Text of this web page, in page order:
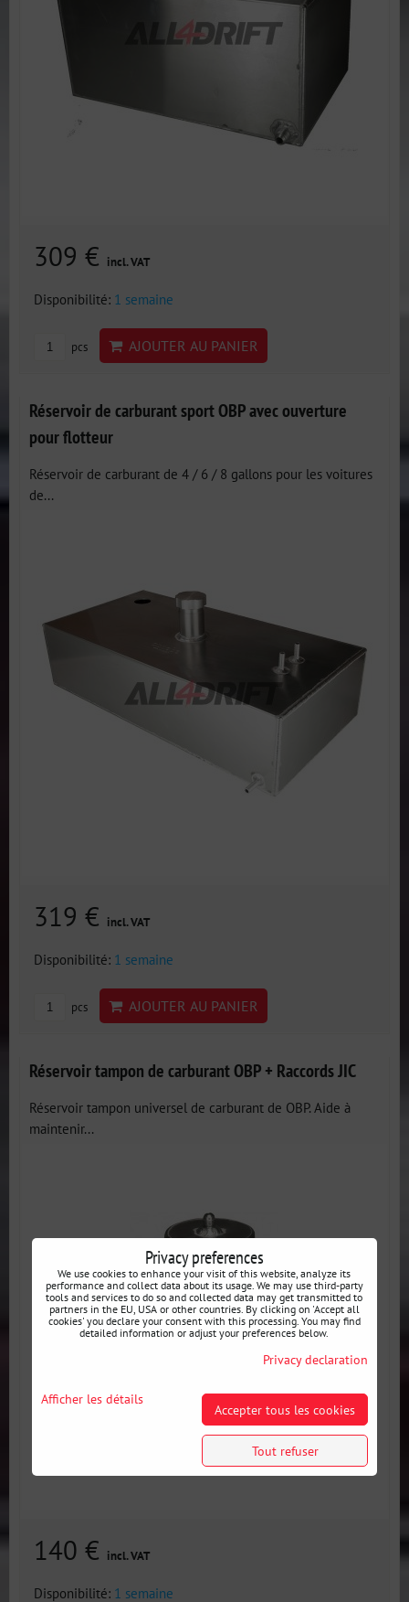
309 € incl. VAT
Disponibilité: 1 semaine
pcs AJOUTER AU PANIER
Réservoir de carburant sport OBP avec ouverture
pour flotteur
Réservoir de carburant de 4 / 6 / 8 gallons pour les voitures
de...
319 € incl. VAT
Disponibilité: 1 semaine
pcs AJOUTER AU PANIER
Réservoir tampon de carburant OBP + Raccords JIC
Réservoir tampon universel de carburant de OBP. Aide à
maintenir...
140 € incl. VAT
Disponibilité: 1 semaine
Privacy preferences
We use cookies to enhance your visit of this website, analyze its
performance and collect data about its usage. We may use third-party
tools and services to do so and collected data may get transmitted to
partners in the EU, USA or other countries. By clicking on 'Accept all
cookies' you declare your consent with this processing. You may find
detailed information or adjust your preferences below.
Privacy declaration
Afficher les détails
Accepter tous les cookies
Tout refuser